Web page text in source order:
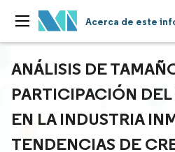
Acerca de este
ANÁLISIS DE
PARTICIPACIÓN
EN LA INDUSTRIA
TENDENCIAS DE